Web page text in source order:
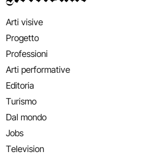
Arti visive
Progetto
Professioni
Arti performative
Editoria
Turismo
Dal mondo
Jobs
Television